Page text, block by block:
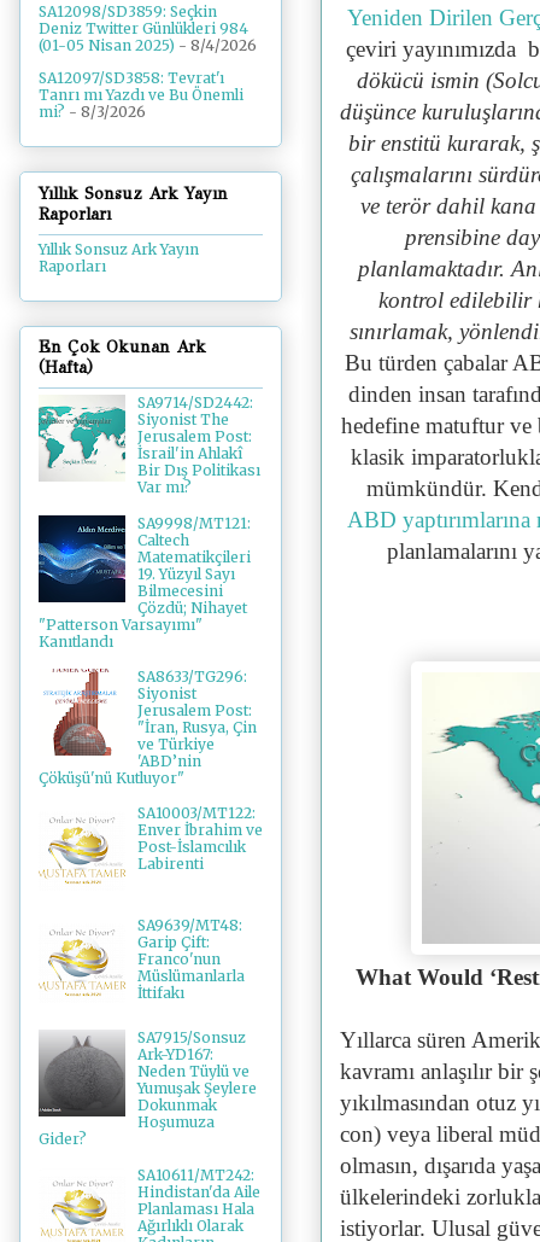
Yeniden Dirilen
çeviri
dökücü ismin (
düşünce
bir enstitü kurarak,
çalışmalarını
ve terör dahil kana
prensibine
planlamaktadır.
kontrol edilebilir
sınırlamak,
Bu türden çabalar
dinden insan
hedefine matuftur ve
klasik
mümkündür.
ABD
planlamalarını
What Would
Yıllarca süren
kavramı anlaşılır bir
yıkılmasından otuz
con) veya liberal
olmasın, dışarıda
ülkelerindeki
istiyorlar. Ulusal
SA12098/SD3859: Seçkin
Deniz Twitter Günlükleri 984
(01-05 Nisan 2025) - 8/4/2026
SA12097/SD3858: Tevrat'ı
Tanrı mı Yazdı ve Bu Önemli
mi? - 8/3/2026
Yıllık Sonsuz Ark Yayın
Raporları
Yıllık Sonsuz Ark Yayın
Raporları
En Çok Okunan Ark
(Hafta)
SA9714/SD2442:
Siyonist The
Jerusalem Post:
İsrail'in Ahlakî
Bir Dış Politikası
Var mı?
SA9998/MT121:
Caltech
Matematikçileri
19. Yüzyıl Sayı
Bilmecesini
Çözdü; Nihayet
"Patterson Varsayımı"
Kanıtlandı
SA8633/TG296:
Siyonist
Jerusalem Post:
"İran, Rusya, Çin
ve Türkiye
'ABD’nin
Çöküşü'nü Kutluyor"
SA10003/MT122:
Enver İbrahim ve
Post-İslamcılık
Labirenti
SA9639/MT48:
Garip Çift:
Franco'nun
Müslümanlarla
İttifakı
SA7915/Sonsuz
Ark-YD167:
Neden Tüylü ve
Yumuşak Şeylere
Dokunmak
Hoşumuza
Gider?
SA10611/MT242:
Hindistan'da Aile
Planlaması Hala
Ağırlıklı Olarak